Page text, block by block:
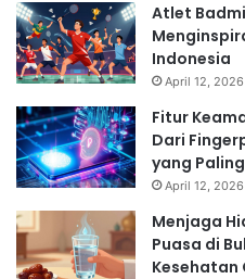
Atlet
Indonesia
April 12, 2026
Fitur
Dari
yang
April 12, 2026
Menjaga
Puasa di
Kesehatan